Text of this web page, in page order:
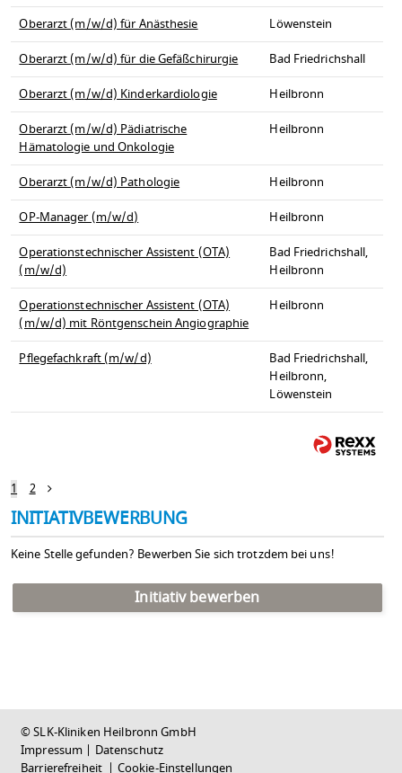
Oberarzt (m/w/d) für Anästhesie
Löwenstein
Oberarzt (m/w/d) für die Gefäßchirurgie
Bad Friedrichshall
Oberarzt (m/w/d) Kinderkardiologie
Heilbronn
Oberarzt (m/w/d) Pädiatrische
Hämatologie und Onkologie
Heilbronn
Oberarzt (m/w/d) Pathologie
Heilbronn
OP-Manager (m/w/d)
Heilbronn
Operationstechnischer Assistent (OTA)
(m/w/d)
Bad Friedrichshall,
Heilbronn
Operationstechnischer Assistent (OTA)
(m/w/d) mit Röntgenschein Angiographie
Heilbronn
Pflegefachkraft (m/w/d)
Bad Friedrichshall,
Heilbronn,
Löwenstein
1 2
INITIATIVBEWERBUNG
Keine Stelle gefunden? Bewerben Sie sich trotzdem bei uns!
Initiativ bewerben
© SLK-Kliniken Heilbronn GmbH
Impressum | Datenschutz
Barrierefreiheit | Cookie-Einstellungen